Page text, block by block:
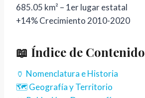
685.05 km² – 1er lugar estatal
+14%Crecimiento 2010-2020
📖 Índice de
🏺 Nomenclatura e Historia
🗺️ Geografía y Territorio